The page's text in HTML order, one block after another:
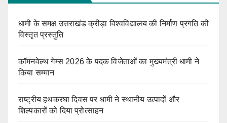
धामी के समक्ष उत्तराखंड क्रीड़ा विश्वविद्यालय की निर्माण प्रगति की
विस्तृत प्रस्तुति
कॉमनवेल्थ गेम्स 2026 के पदक विजेताओं का मुख्यमंत्री धामी ने
किया सम्मान
राष्ट्रीय हथकरघा दिवस पर धामी ने स्थानीय उत्पादों और
शिल्पकारों को दिया प्रोत्साहन